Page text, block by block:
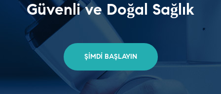
Güvenli ve Doğal Sağlık
ŞIMDI BAŞLAYIN